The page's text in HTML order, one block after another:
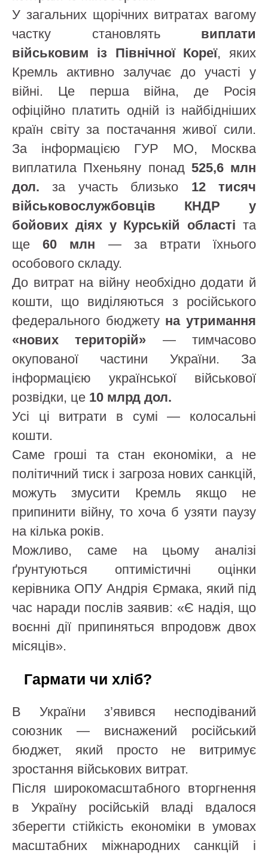
У загальних щорічних витратах вагому
частку становлять виплати
військовим із Північної Кореї, яких
Кремль активно залучає до участі у
війні. Це перша війна, де Росія
офіційно платить одній із найбідніших
країн світу за постачання живої сили.
За інформацією ГУР МО, Москва
виплатила Пхеньяну понад 525,6 млн
дол. за участь близько 12 тисяч
військовослужбовців КНДР у
бойових діях у Курській області та
ще60 млн — за втрати їхнього
особового складу.
До витрат на війну необхідно додати й
кошти, що виділяються з російського
федерального бюджету на утримання
«нових територій» — тимчасово
окупованої частини України. За
інформацією української військової
розвідки, це 10 млрд дол.
Усі ці витрати в сумі — колосальні
кошти.
Саме гроші та стан економіки, а не
політичний тиск і загроза нових санкцій,
можуть змусити Кремль якщо не
припинити війну, то хоча б узяти паузу
на кілька років.
Можливо, саме на цьому аналізі
ґрунтуються оптимістичні оцінки
керівника ОПУ Андрія Єрмака, який під
час наради послів заявив: «Є надія, що
воєнні дії припиняться впродовж двох
місяців».
Гармати чи хліб?
В України з’явився несподіваний
союзник — виснажений російський
бюджет, який просто не витримує
зростання військових витрат.
Після широкомасштабного вторгнення
в Україну російській владі вдалося
зберегти стійкість економіки в умовах
масштабних міжнародних санкцій і